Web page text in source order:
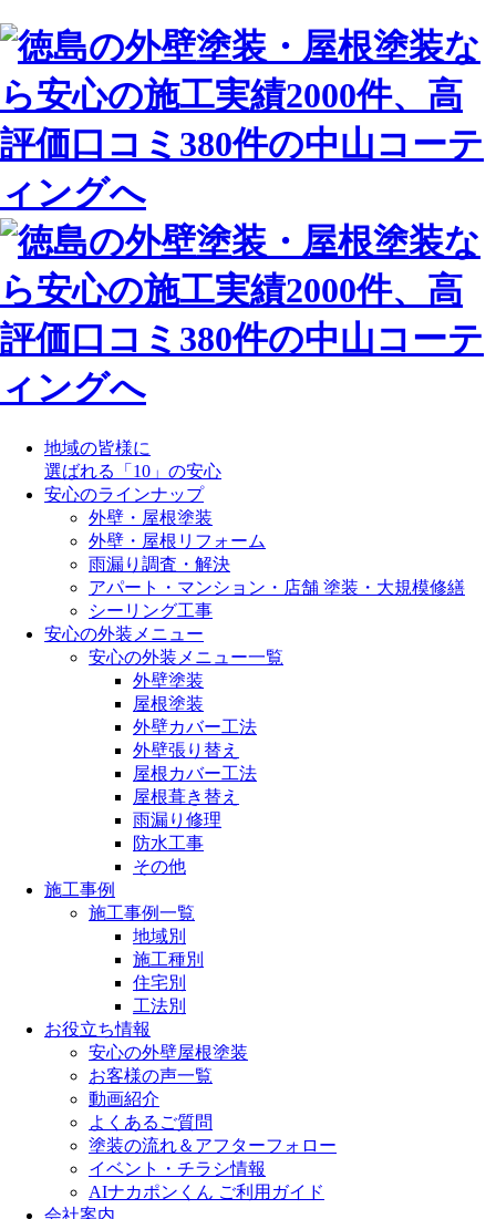
地域の皆様に
選ばれる「10」の安心
安心のラインナップ
外壁・屋根塗装
外壁・屋根リフォーム
雨漏り調査・解決
アパート・マンション・店舗 塗装・大規模修繕
シーリング工事
安心の外装メニュー
安心の外装メニュー一覧
外壁塗装
屋根塗装
外壁カバー工法
外壁張り替え
屋根カバー工法
屋根葺き替え
雨漏り修理
防水工事
その他
施工事例
施工事例一覧
地域別
施工種別
住宅別
工法別
お役立ち情報
安心の外壁屋根塗装
お客様の声一覧
動画紹介
よくあるご質問
塗装の流れ＆アフターフォロー
イベント・チラシ情報
AIナカポンくん ご利用ガイド
会社案内